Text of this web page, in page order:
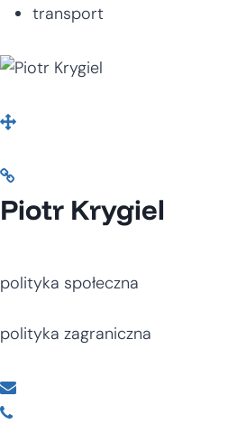
transport
Piotr Krygiel
polityka społeczna
polityka zagraniczna